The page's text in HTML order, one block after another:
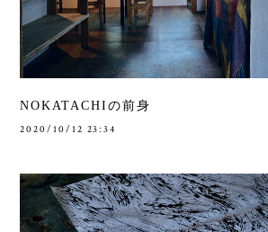
NOKATACHIの前身
2020/10/12 23:34